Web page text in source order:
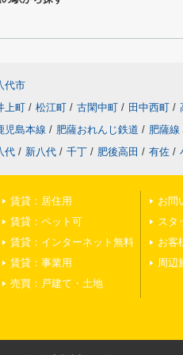
代市
上町 / 松江町 / 古閑中町 / 田中西町 /
児島本線 / 肥薩おれんじ鉄道 / 肥薩線
代 / 新八代 / 千丁 / 肥後高田 / 有佐 /
賃貸：居住用
賃貸：ペット可
賃貸：インターネット無料
賃貸：事業用
売買：戸建て・土地
お問
スタ
お客
周辺